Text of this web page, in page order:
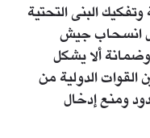
البنى التحتية
انسحاب جيش
ألا يشكل
القوات الدولية من
ومنع إدخال